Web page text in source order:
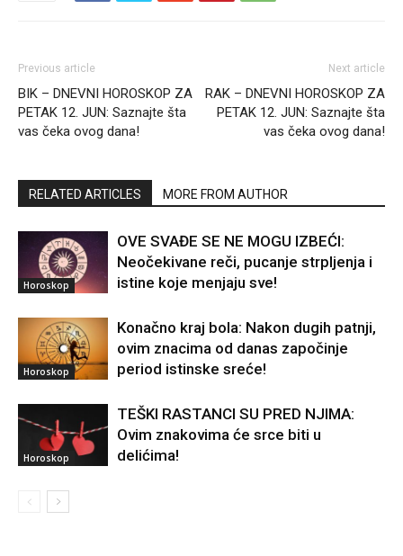
Previous article
BIK – DNEVNI HOROSKOP ZA
PETAK 12. JUN: Saznajte šta
vas čeka ovog dana!
Next article
RAK – DNEVNI HOROSKOP ZA
PETAK 12. JUN: Saznajte šta
vas čeka ovog dana!
RELATED ARTICLES MORE FROM AUTHOR
Horoskop
OVE SVAĐE SE NE MOGU IZBEĆI:
Neočekivane reči, pucanje strpljenja i
istine koje menjaju sve!
Horoskop
Konačno kraj bola: Nakon dugih patnji,
ovim znacima od danas započinje
period istinske sreće!
Horoskop
TEŠKI RASTANCI SU PRED NJIMA:
Ovim znakovima će srce biti u
delićima!